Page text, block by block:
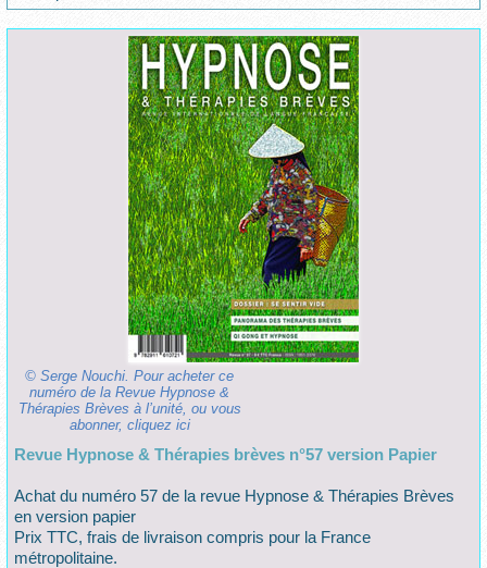
© Serge Nouchi. Pour acheter ce
numéro de la Revue Hypnose &
Thérapies Brèves à l’unité, ou vous
abonner, cliquez ici
Revue Hypnose & Thérapies brèves n°57 version Papier
Achat du numéro 57 de la revue Hypnose & Thérapies Brèves
en version papier
Prix TTC, frais de livraison compris pour la France
métropolitaine.